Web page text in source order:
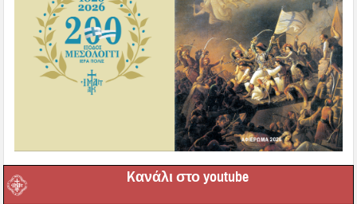
Kανάλι στο youtube